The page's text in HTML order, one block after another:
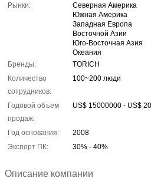
Рынки:
Северная Америка
Южная Америка
Западная Европа
Восточной Азии
Юго-Восточная Азия
Океания
Бренды:
TORICH
Количество
сотрудников:
100~200 люди
Годовой объем
продаж:
US$ 15000000 - US$
Год основания:
2008
Экспорт ПК:
30% - 40%
Описание компании